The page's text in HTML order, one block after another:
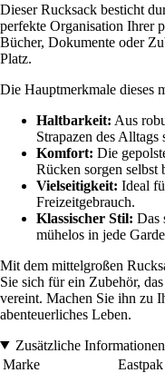
Dieser Rucksack besticht
perfekte Organisation Ihrer
Bücher, Dokumente oder
Platz.
Die Hauptmerkmale dieses
Haltbarkeit: Aus
Strapazen des Alltags
Komfort: Die
Rücken sorgen selbst
Vielseitigkeit: Ideal
Freizeitgebrauch.
Klassischer Stil: Das
mühelos in jede
Mit dem mittelgroßen
Sie sich für ein Zubehör,
vereint. Machen Sie ihn zu
abenteuerliches Leben.
Zusätzliche Informationen
Marke
Eastpak